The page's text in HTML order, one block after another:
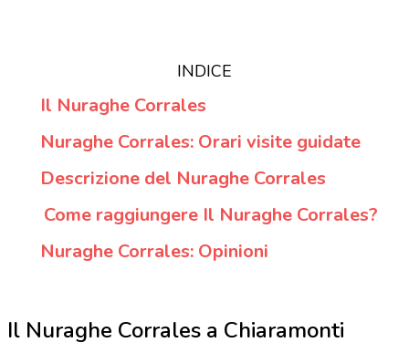
INDICE
Il Nuraghe Corrales
Nuraghe Corrales: Orari visite guidate
Descrizione del Nuraghe Corrales
Come raggiungere Il Nuraghe Corrales?
Nuraghe Corrales: Opinioni
Il Nuraghe Corrales a Chiaramonti